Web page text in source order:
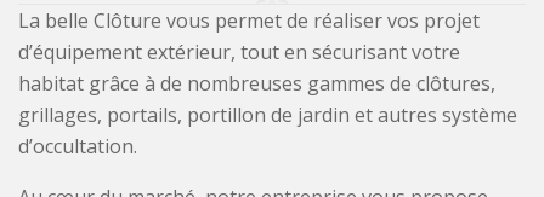
La belle Clôture vous permet de réaliser vos projet
d’équipement extérieur, tout en sécurisant votre
habitat grâce à de nombreuses gammes de clôtures,
grillages, portails, portillon de jardin et autres système
d’occultation.